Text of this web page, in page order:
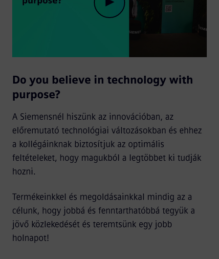
Play
Video
Do you believe in technology with
purpose?
A Siemensnél hiszünk az innovációban, az
előremutató technológiai változásokban és ehhez
a kollégáinknak biztosítjuk az optimális
feltételeket, hogy magukból a legtöbbet ki tudják
hozni.
Termékeinkkel és megoldásainkkal mindig az a
célunk, hogy jobbá és fenntarthatóbbá tegyük a
jövő közlekedését és teremtsünk egy jobb
holnapot!